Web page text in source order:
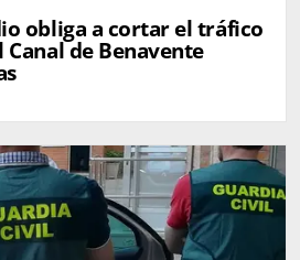
obliga a cortar el tráfico
Canal de Benavente